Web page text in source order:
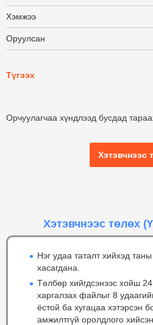
Хэмжээ
Оруулсан
Түгээх
Орчуулагчаа хүндлээд бусдад
Хэтэвчнээс
Хэтэвчнээс төлөх
Нэг удаа таталт хийхэд
хасагдана.
Төлбөр хийгдсэнээс хойш
харгалзах файлыг 8
ёстой ба хугацаа хэтэрсэн
амжилтгүй оролдлого